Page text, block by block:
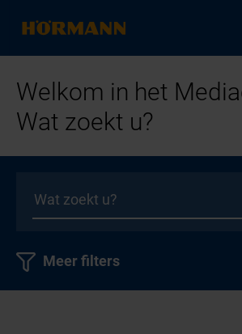
Welkom in het
Wat zoekt u?
Meer filters